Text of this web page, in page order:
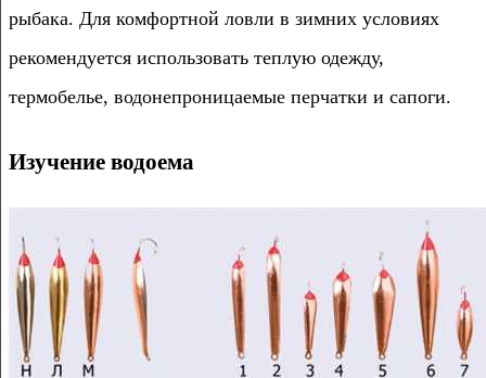
рыбака. Для комфортной ловли в зимних условиях
рекомендуется использовать теплую одежду,
термобелье, водонепроницаемые перчатки и сапоги.
Изучение водоема